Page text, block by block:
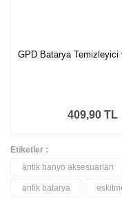
GPD Batarya Temizleyici
409,90 TL
Etiketler :
antik banyo aksesuarları
antik batarya